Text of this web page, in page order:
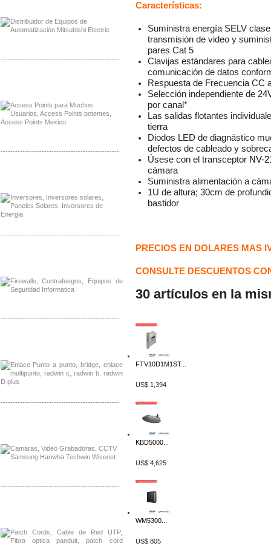
-------------------------------------------------
-------------------------------------------------
-------------------------------------------------
-------------------------------------------------
-------------------------------------------------
-------------------------------------------------
Características:
Suministra energía SELV
transmisión de video y
pares Cat 5
Clavijas estándares para
comunicación de datos
Respuesta de Frecuencia CC
Selección independiente de
por canal*
Las salidas flotantes
tierra
Diodos LED de diagnástico
defectos de cableado y
Úsese con el transceptor NV-
cámara
Suministra alimentación a
1U de altura; 30cm de
bastidor
PRECIOS EN DOLARES MAS
CONSULTE DESCUENTOS
30 artículos en la
FTV10D1M1ST...
US$ 1,394
KBD5000...
US$ 4,625
WM5300...
US$ 805